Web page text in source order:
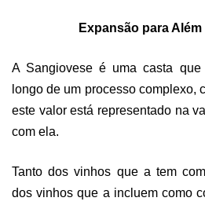
Expansão para
A Sangiovese é uma casta
longo de um processo complexo,
este valor está representado na
com ela.
Tanto dos vinhos que a tem
dos vinhos que a incluem como